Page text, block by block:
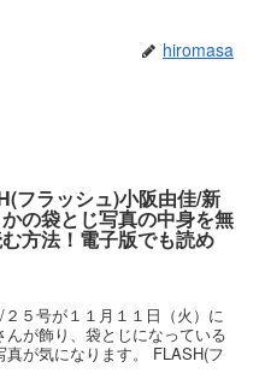
hiromasa
フラッシュ)小阪由佳/新
の袋とじ写真の中身を無
方法！電子版でも読め
５号が１１月１１日（火）に
が飾り、袋とじになっている
真が気になります。 FLASH(フ